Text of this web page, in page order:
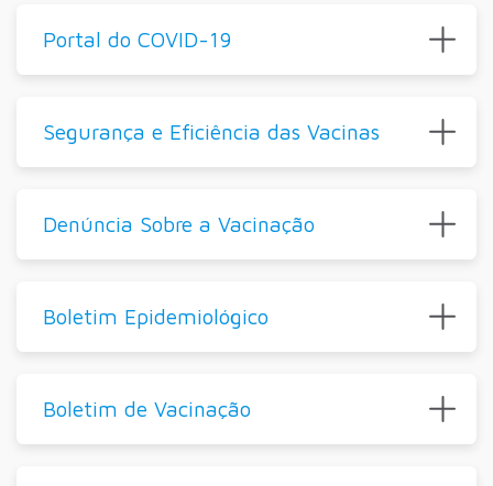
Portal do COVID-19
Segurança e Eficiência das Vacinas
Denúncia Sobre a Vacinação
Boletim Epidemiológico
Boletim de Vacinação